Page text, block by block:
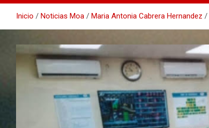
Inicio Noticias Moa Maria Antonia Cabrera Hernandez